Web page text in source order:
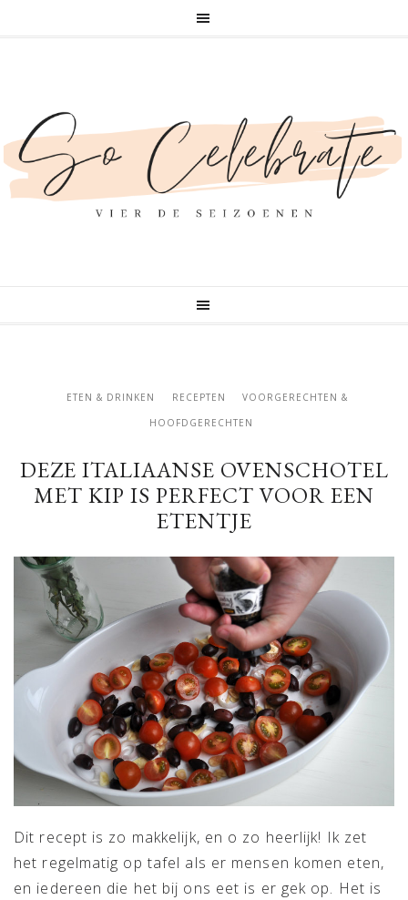
ETEN & DRINKEN RECEPTEN
VOORGERECHTEN &
HOOFDGERECHTEN
DEZE ITALIAANSE OVENSCHOTEL
MET KIP IS PERFECT VOOR EEN
ETENTJE
Dit recept is zo makkelijk, en o zo heerlijk! Ik zet
het regelmatig op tafel als er mensen komen eten,
en iedereen die het bij ons eet is er gek op. Het is